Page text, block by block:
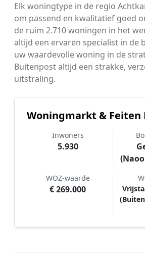
Elk woningtype in de regio
om passend en kwalitatief goed
de ruim 2.710 woningen in het
altijd een ervaren specialist in de
uw waardevolle woning in de
Buitenpost altijd een strakke,
uitstraling.
Woningmarkt & Feiten
Inwoners
5.930
WOZ-waarde
€ 269.000